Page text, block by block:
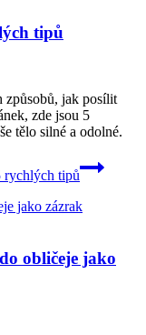
tipů
způsobů, jak posílit
zde jsou 5
tělo silné a odolné.
rychlých tipů
obličeje jako